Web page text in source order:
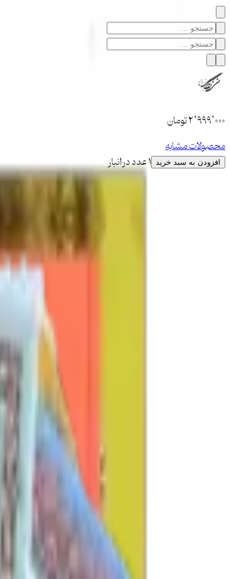
۲٬۹۹۹٬۰۰۰تومان
محصولات مشابه
افزودن به سبد خرید 1 عدد در انبار